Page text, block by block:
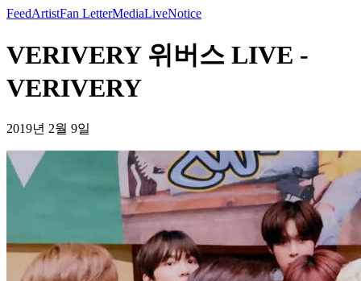
FeedArtistFan LetterMediaLiveNotice
VERIVERY 위버스 LIVE -
VERIVERY
2019년 2월 9일